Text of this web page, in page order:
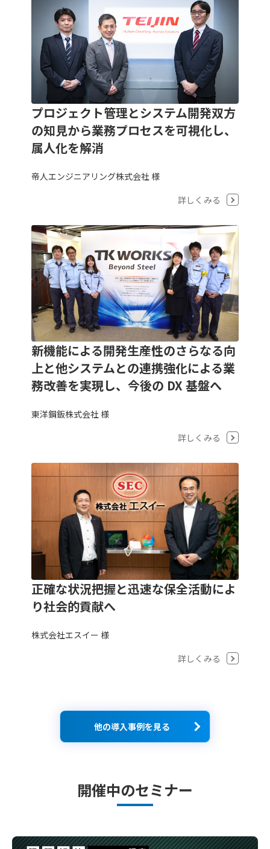
プロジェクト管理とシステム開発双方
の知見から業務プロセスを可視化し、
属人化を解消
帝人エンジニアリング株式会社 様
詳しくみる
新機能による開発生産性のさらなる向
上と他システムとの連携強化による業
務改善を実現し、今後の DX 基盤へ
東洋鋼鈑株式会社 様
詳しくみる
正確な状況把握と迅速な保全活動によ
り社会的貢献へ
株式会社エスイー 様
詳しくみる
他の導入事例を見る
開催中のセミナー